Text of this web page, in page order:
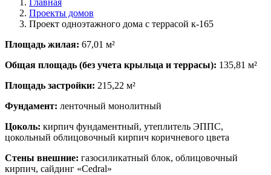
Главная
Проекты домов
Проект одноэтажного дома с террасой к-165
Площадь жилая: 67,01 м²
Общая площадь (без учета крыльца и террасы): 135,81 м²
Площадь застройки: 215,22 м²
Фундамент: ленточный монолитный
Цоколь: кирпич фундаментный, утеплитель ЭППС,
цокольный облицовочный кирпич коричневого цвета
Стены внешние: газосиликатный блок, облицовочный
кирпич, сайдинг «Cedral»